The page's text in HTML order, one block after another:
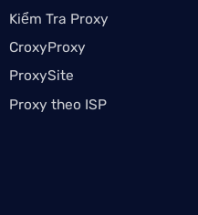
Kiểm Tra Proxy
CroxyProxy
ProxySite
Proxy theo ISP